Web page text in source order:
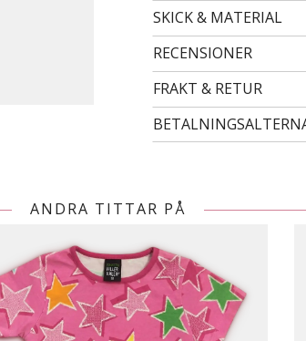
SKICK & MATERIAL
RECENSIONER
FRAKT & RETUR
ANDRA TITTAR PÅ